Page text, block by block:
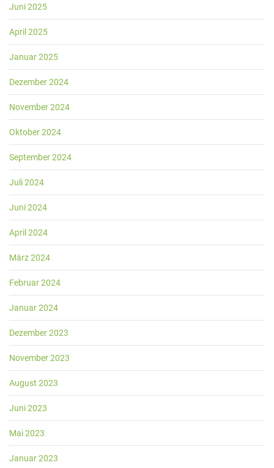
Juni 2025
April 2025
Januar 2025
Dezember 2024
November 2024
Oktober 2024
September 2024
Juli 2024
Juni 2024
April 2024
März 2024
Februar 2024
Januar 2024
Dezember 2023
November 2023
August 2023
Juni 2023
Mai 2023
Januar 2023